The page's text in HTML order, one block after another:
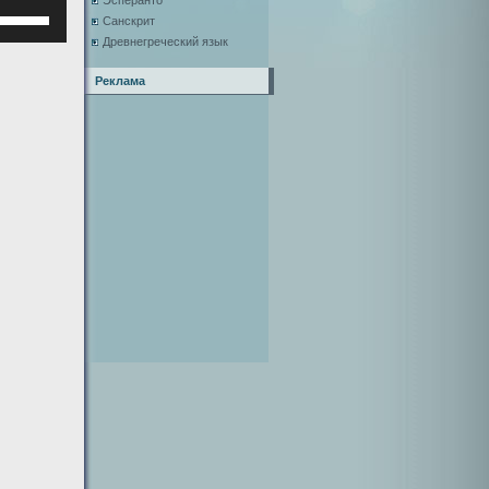
Санскрит
Древнегреческий язык
Реклама